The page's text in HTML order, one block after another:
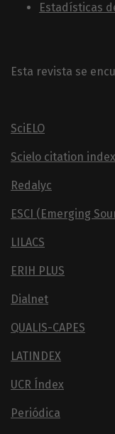
Estadísticas
Esta revista se
SciELO
Scielo citation index
Redalyc
ESCI (Emerging
LILACS
ERIH PLUS
Dialnet
QUALIS-CAPES
LATINDEX
UCR Índex
Periódica